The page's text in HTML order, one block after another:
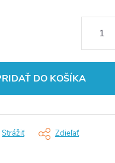
DO KOŠÍKA
Strážiť Zdieľať